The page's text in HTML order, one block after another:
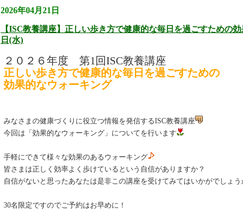
2026年04月21日
【ISC教養講座】正しい歩き方で健康的な毎日を過ごすための
日(水)
２０２６年度 第1回ISC教養講座
正しい歩き方で健康的な毎日を過ごすための
効果的なウォーキング
みなさまの健康づくりに役立つ情報を発信するISC教養講座
今回は「効果的なウォーキング」についてを行います
手軽にできて様々な効果のあるウォーキング
皆さまは正しく効率よく歩けているという自信がありますか？
自信がないと思ったあなたは是非この講座を受けてみてはいかがでしょう
30名限定ですのでご予約はお早めに！